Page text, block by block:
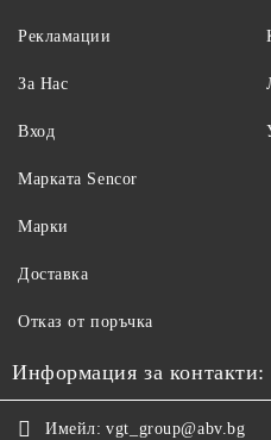
Рекламации
За Нас
Вход
Maрката Sencor
Марки
Доставка
Отказ от поръчка
Информация за контакти:
Имейл: vgt_group@abv.bg